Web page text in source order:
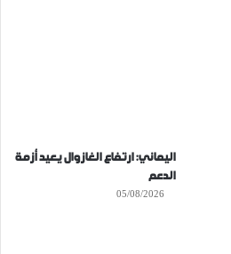
اليماني: ارتفاع الغازوال يعيد أزمة
الدعم
05/08/2026